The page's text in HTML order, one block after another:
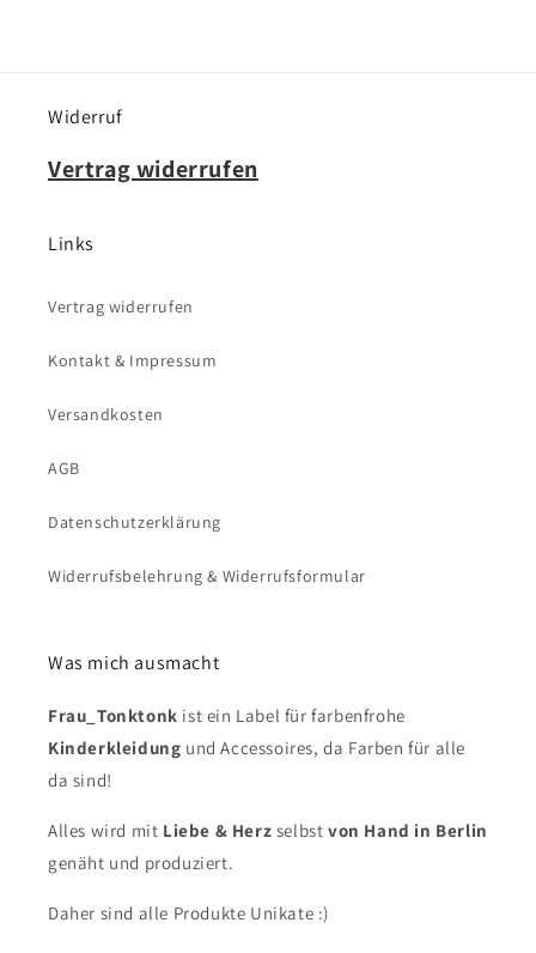
Widerruf
Vertrag widerrufen
Links
Vertrag widerrufen
Kontakt & Impressum
Versandkosten
AGB
Datenschutzerklärung
Widerrufsbelehrung & Widerrufsformular
Was mich ausmacht
Frau_Tonktonk ist ein Label für farbenfrohe
Kinderkleidung und Accessoires, da Farben für alle
da sind!
Alles wird mit Liebe & Herz selbstvon Hand in Berlin
genäht und produziert.
Daher sind alle Produkte Unikate :)